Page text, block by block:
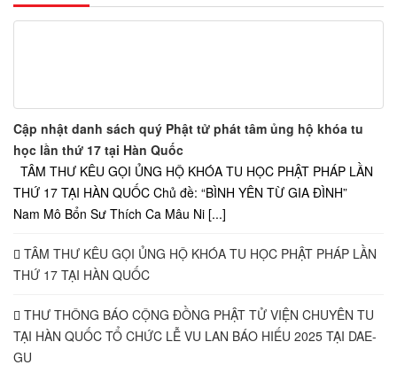
Cập nhật danh sách quý Phật tử phát tâm ủng hộ khóa tu
học lần thứ 17 tại Hàn Quốc
TÂM THƯ KÊU GỌI ỦNG HỘ KHÓA TU HỌC PHẬT PHÁP LẦN
THỨ 17 TẠI HÀN QUỐC Chủ đề: “BÌNH YÊN TỪ GIA ĐÌNH”
Nam Mô Bổn Sư Thích Ca Mâu Ni [...]
TÂM THƯ KÊU GỌI ỦNG HỘ KHÓA TU HỌC PHẬT PHÁP LẦN
THỨ 17 TẠI HÀN QUỐC
THƯ THÔNG BÁO CỘNG ĐỒNG PHẬT TỬ VIỆN CHUYÊN TU
TẠI HÀN QUỐC TỔ CHỨC LỄ VU LAN BÁO HIẾU 2025 TẠI DAE-
GU